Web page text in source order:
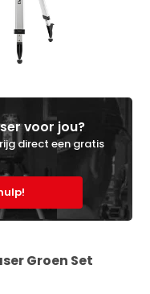
voor jou?
direct een gratis
Groen Set